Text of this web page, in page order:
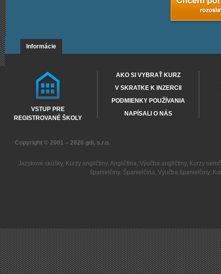
Informácie
VSTUP PRE
REGISTROVANÉ ŠKOLY
AKO SI VYBRAŤ KURZ
V SKRATKE K INZERCII
PODMIENKY POUŽÍVANIA
NAPÍSALI O NÁS
Copyright © 2001 – 2026 gdi, s.r.o.
Jazykové skúšky, Kurzy angličtiny, Angličtina, Výučba angličtiny, Kurzy
španielčiny, Španielčina, Výučba španielčiny,